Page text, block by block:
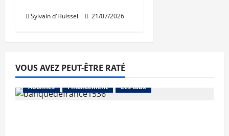
Sylvain d'Huissel 21/07/2026
VOUS AVEZ PEUT-ÊTRE RATÉ
Abonnés Financement Les taux